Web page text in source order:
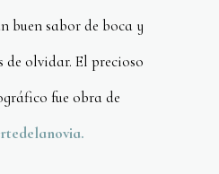
buen sabor de boca y
de olvidar. El precioso
fue obra de